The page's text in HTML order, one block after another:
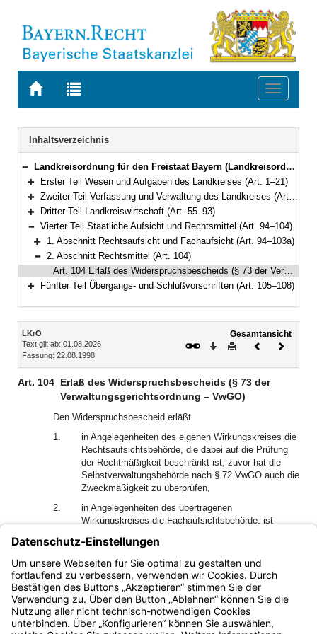
Zur
BAYERN.RECHT
Zur
letzten
Suche
Toggle
Navigation
Inhaltsverzeichnis
Bereich reduzieren
Landkreisordnung für den Freistaat Bayern (Landkreisordnung – LKrO) in der Fassung der Bekanntmachung vom 22. August 1998 (GVBl. S. 826) BayRS 2020-3-1-I (Art. 1–108)
Bereich erweitern
Erster Teil Wesen und Aufgaben des Landkreises (Art. 1–21)
Bereich erweitern
Zweiter Teil Verfassung und Verwaltung des Landkreises (Art. 22–54)
Bereich erweitern
Dritter Teil Landkreiswirtschaft (Art. 55–93)
Bereich reduzieren
Vierter Teil Staatliche Aufsicht und Rechtsmittel (Art. 94–104)
Bereich erweitern
1. Abschnitt Rechtsaufsicht und Fachaufsicht (Art. 94–103a)
Bereich reduzieren
2. Abschnitt Rechtsmittel (Art. 104)
Art. 104 Erlaß des Widerspruchsbescheids (§ 73 der Verwaltungsgerichtsordnung – VwGO)
Fünfter Teil Übergangs- und Schlußvorschriften (Art. 105–108)
Inhalt
LKrO
Text gilt ab: 01.08.2026
Fassung: 22.08.1998
Gesamtansicht
Download
DruckenVorheriges
Art. 104 Erlaß des Widerspruchsbescheids (§ 73 der
Verwaltungsgerichtsordnung – VwGO)
Den Widerspruchsbescheid erläßt
1.
in Angelegenheiten des eigenen Wirkungskreises die
Rechtsaufsichtsbehörde, die dabei auf die Prüfung
der Rechtmäßigkeit beschränkt ist; zuvor hat die
Selbstverwaltungsbehörde nach § 72 VwGO auch die
Zweckmäßigkeit zu überprüfen,
2.
in Angelegenheiten des übertragenen
Wirkungskreises die Fachaufsichtsbehörde; ist
so entscheidet die Behörde, die den Verwaltungsakt
erlassen hat; Art. 95 Abs. 2 Satz 2 findet keine
Anwendung.
Bayern.de